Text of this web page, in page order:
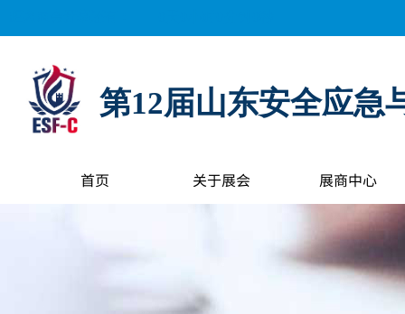
第12届山东安全应急
首页 关于展会 展商中心